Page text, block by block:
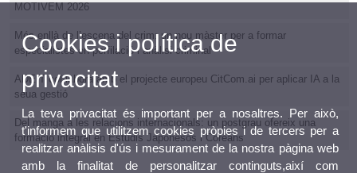
MOTIVEM 2026
Més enllà de l’escena del crim: un nou màster per a formar
especialistes en perfilació i anàlisi criminal
ADEIT col·labora amb el projecte europeu CitCom.ai per aplicar IA a la
seua gestió
Del manga a les relacions internacionals: un postgrau ofereix una
formació integral en Estudis Japonesos i Coreans
Cookies i política de
privacitat
La teva privacitat és important per a nosaltres. Per això,
t'informem que utilitzem cookies pròpies i de tercers per a
realitzar anàlisis d'ús i mesurament de la nostra pàgina web
amb la finalitat de personalitzar continguts,així com